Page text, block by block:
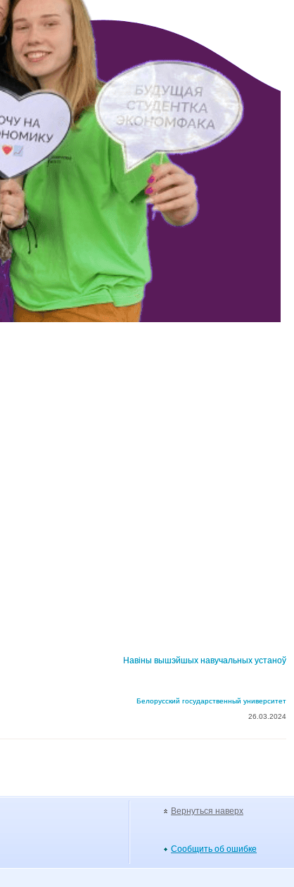
Навіны вышэйшых навучальных устаноў
Белорусский государственный университет
26.03.2024
Вернуться наверх
Сообщить об ошибке